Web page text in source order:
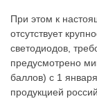
При этом к
отсутствует
светодиодов,
предусмотрено
баллов) с 1
продукцией